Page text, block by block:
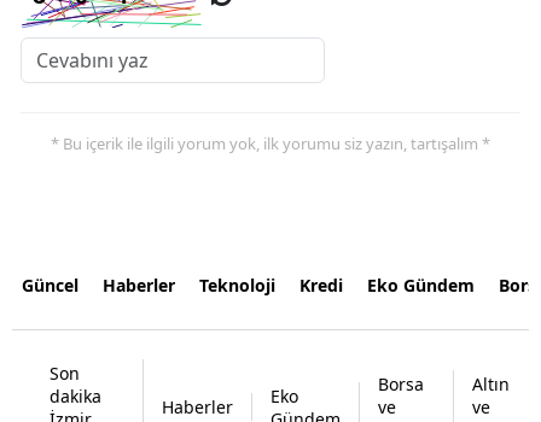
* Bu içerik ile ilgili yorum yok, ilk yorumu siz yazın, tartışalım *
Güncel Haberler Teknoloji Kredi Eko Gündem
Son
dakika
Haberler
Eko
Borsa
ve
Altın
ve